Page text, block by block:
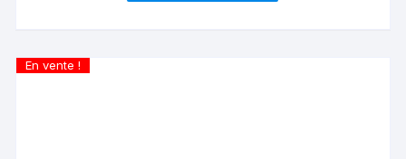
En vente !